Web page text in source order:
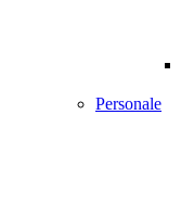
Personale